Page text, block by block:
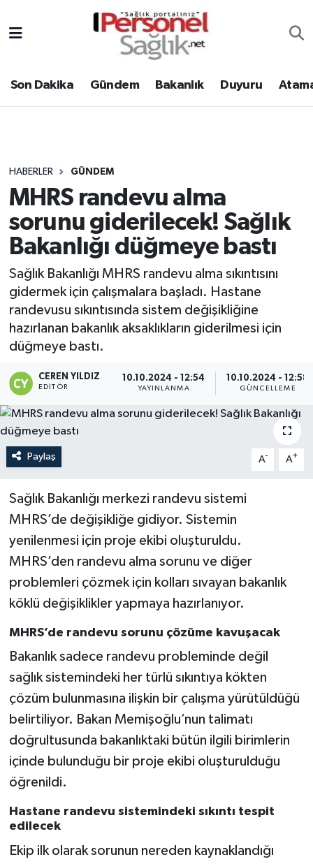
Son Dakika Gündem Bakanlık Duyuru
HABERLER GÜNDEM
MHRS randevu alma
sorunu giderilecek! Sağlık
Bakanlığı düğmeye bastı
Sağlık Bakanlığı MHRS randevu alma sıkıntısını
gidermek için çalışmalara başladı. Hastane
randevusu sıkıntısında sistem değişikliğine
hazırlanan bakanlık aksaklıkların giderilmesi için
düğmeye bastı.
CEREN YILDIZ
EDITÖR
10.10.2024 - 12:54
YAYINLANMA
10.10.2024 - 12:58
GÜNCELLEME
Paylaş A- A+
Sağlık Bakanlığı merkezi randevu sistemi
MHRS’de değişikliğe gidiyor. Sistemin
yenilenmesi için proje ekibi oluşturuldu.
MHRS’den randevu alma sorunu ve diğer
problemleri çözmek için kolları sıvayan bakanlık
köklü değişiklikler yapmaya hazırlanıyor.
MHRS’de randevu sorunu çözüme kavuşacak
Bakanlık sadece randevu probleminde değil
sağlık sistemindeki her türlü sıkıntıya kökten
çözüm bulunmasına ilişkin bir çalışma yürütüldüğü
belirtiliyor. Bakan Memişoğlu’nun talimatı
doğrultusunda bakanlıktaki bütün ilgili birimlerin
içinde bulunduğu bir proje ekibi oluşturulduğu
öğrenildi.
Hastane randevu sistemindeki sıkıntı tespit
edilecek
Ekip ilk olarak sorunun nereden kaynaklandığı
Gündem
Atamalar
Mevzuat
Sendika
Kpss - Sınav
Nöbetçi Eczaneler
Hava Durumu
Tüm Manşetler
Son Dakika Haberleri
Haber Arşivi